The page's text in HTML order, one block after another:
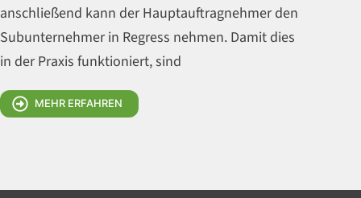
anschließend kann der Hauptauftragnehmer den
Subunternehmer in Regress nehmen. Damit dies
in der Praxis funktioniert, sind
MEHR ERFAHREN